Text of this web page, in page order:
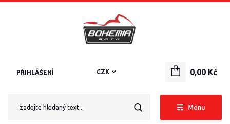
Menu
CZK
PŘIHLÁŠENÍ 0,00 Kč